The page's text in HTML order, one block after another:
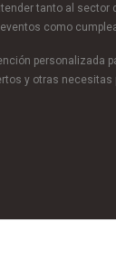
tanto al
como
personalizada
y otras